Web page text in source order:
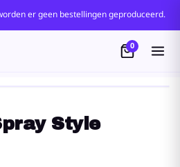
er geen bestellingen geproduceerd.
0
Style